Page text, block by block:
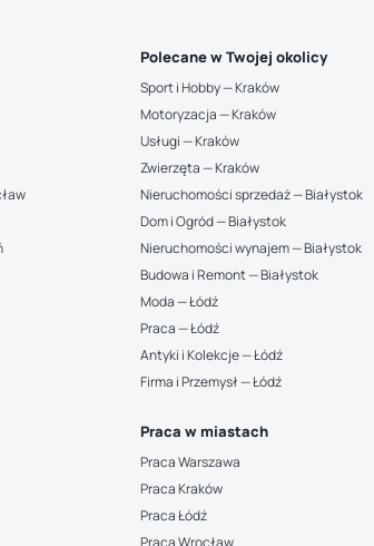
Polecane w Twojej okolicy
Sport i Hobby — Kraków
Motoryzacja — Kraków
Usługi — Kraków
Zwierzęta — Kraków
Nieruchomości sprzedaż — Białystok
Dom i Ogród — Białystok
Nieruchomości wynajem — Białystok
Budowa i Remont — Białystok
Moda — Łódź
Praca — Łódź
Antyki i Kolekcje — Łódź
Firma i Przemysł — Łódź
Praca w miastach
Praca Warszawa
Praca Kraków
Praca Łódź
Praca Wrocław